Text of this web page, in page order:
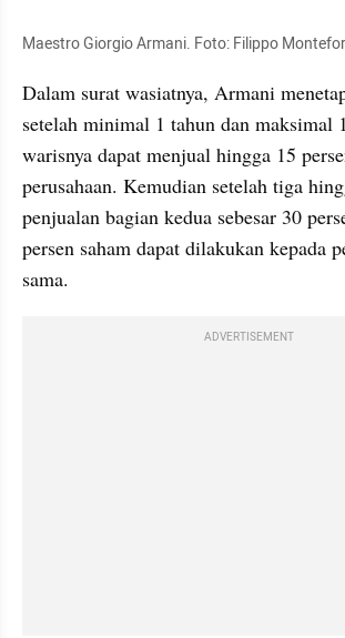
Maestro Giorgio Armani. Foto: Filippo
Dalam surat wasiatnya, Armani
setelah minimal 1 tahun dan maksimal
warisnya dapat menjual hingga 15
perusahaan. Kemudian setelah tiga
penjualan bagian kedua sebesar 30
persen saham dapat dilakukan kepada
sama.
ADVERTISEMENT